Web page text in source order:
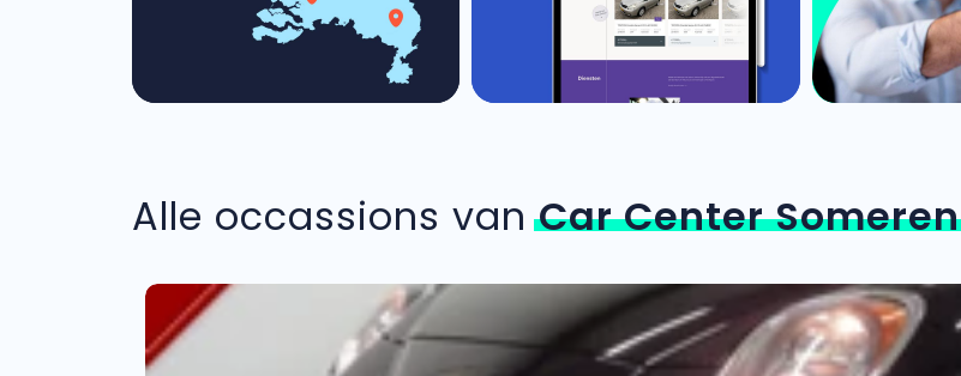
Alle occassions vanCar Center Someren